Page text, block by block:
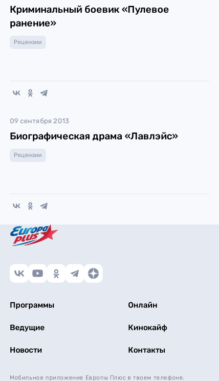
Криминальный боевик «Пулевое
ранение»
Рецензии
09 сентября 2013
Биографическая драма «Лавлэйс»
Рецензии
Программы Онлайн
Ведущие Кинокайф
Новости Контакты
Мобильное приложение Европы Плюс в твоем телефоне.